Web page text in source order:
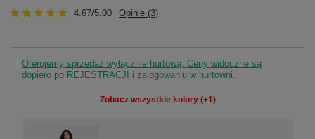
4.67/5.00 Opinie (3)
Oferujemy sprzedaż wyłącznie hurtową. Ceny widoczne są
dopiero po REJESTRACJI i zalogowaniu w hurtowni.
Zobacz wszystkie kolory (+1)